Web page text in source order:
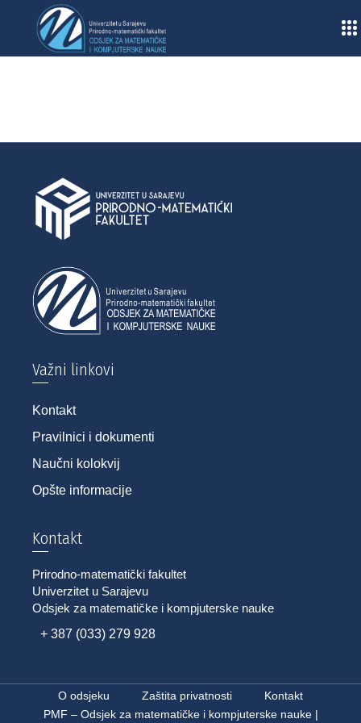
Važni linkovi
Kontakt
Pravilnici i dokumenti
Naučni kolokvij
Opšte informacije
Kontakt
Prirodno-matematički fakultet
Univerzitet u Sarajevu
Odsjek za matematičke i kompjuterske nauke
+ 387 (033) 279 928
O odsjeku Zaštita privatnosti
Kontakt
PMF – Odsjek za matematičke i kompjuterske nauke |